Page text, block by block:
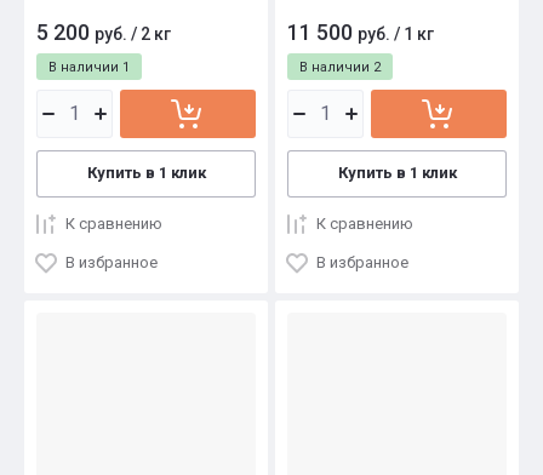
В наличии 1
5 200 руб. / 2 кг
Купить в 1 клик
К сравнению
В избранное
В наличии 2
11 500 руб. / 1 кг
Купить в 1 клик
К сравнению
В избранное